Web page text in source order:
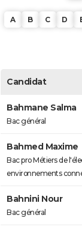
A B C D
Candidat
Bahmane Salma
Bac général
Bahmed Maxime
Bac pro Métiers de
environnements
Bahnini Nour
Bac général